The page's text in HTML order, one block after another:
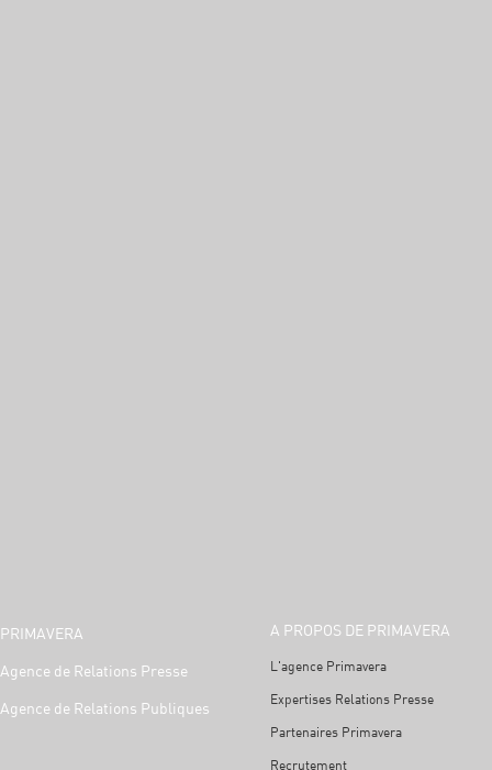
PRIMAVERA
Agence de Relations Presse
Agence de Relations Publiques
A PROPOS DE PRIMAVERA
L'agence Primavera
Expertises Relations Presse
Partenaires Primavera
Recrutement